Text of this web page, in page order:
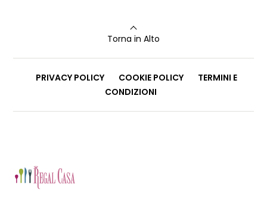
Torna in Alto
PRIVACY POLICY COOKIE POLICY
TERMINI E
CONDIZIONI